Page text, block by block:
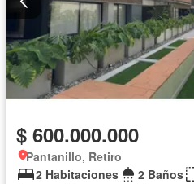
$ 600.000.000
Pantanillo, Retiro
2 Habitaciones
2 Baños